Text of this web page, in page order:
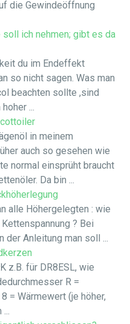
die Gewindeöffnung
ich nehmen; gibt es da
du im Endeffekt
so nicht sagen. Was man
beachten sollte ,sind
...
in meinem
auch so gesehen wie
normal einsprüht braucht
Da bin ...
alle Höhergelegten : wie
? Bei
Anleitung man soll ...
z.B. für DR8ESL, wie
R =
= Wärmewert (je höher,